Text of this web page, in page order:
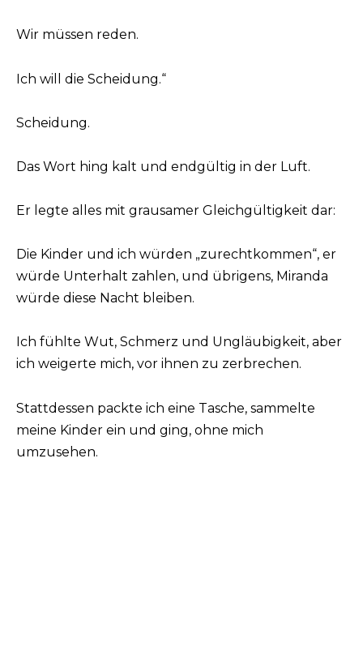
Wir müssen reden.
Ich will die Scheidung.“
Scheidung.
Das Wort hing kalt und endgültig in der Luft.
Er legte alles mit grausamer Gleichgültigkeit dar:
Die Kinder und ich würden „zurechtkommen“, er
würde Unterhalt zahlen, und übrigens, Miranda
würde diese Nacht bleiben.
Ich fühlte Wut, Schmerz und Ungläubigkeit, aber
ich weigerte mich, vor ihnen zu zerbrechen.
Stattdessen packte ich eine Tasche, sammelte
meine Kinder ein und ging, ohne mich
umzusehen.